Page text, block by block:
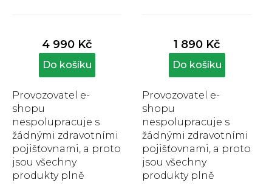
produktu
je
4,9
hvězdiček.
4 990 Kč
Do košíku
Provozovatel e-
shopu
nespolupracuje s
žádnými zdravotními
pojišťovnami, a proto
jsou všechny
produkty plně
produktu
je
5,0
hvězdiček.
1 890 Kč
Do košíku
Provozovatel e-
shopu
nespolupracuje s
žádnými zdravotními
pojišťovnami, a proto
jsou všechny
produkty plně